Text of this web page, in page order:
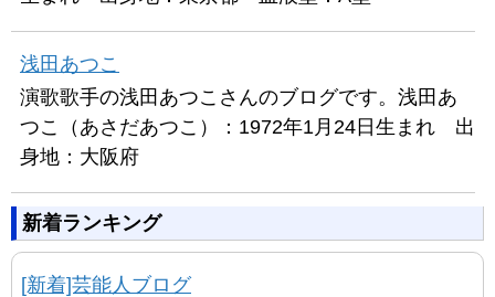
浅田あつこ
演歌歌手の浅田あつこさんのブログです。浅田あ
つこ（あさだあつこ）：1972年1月24日生まれ 出
身地：大阪府
新着ランキング
[新着]芸能人ブログ